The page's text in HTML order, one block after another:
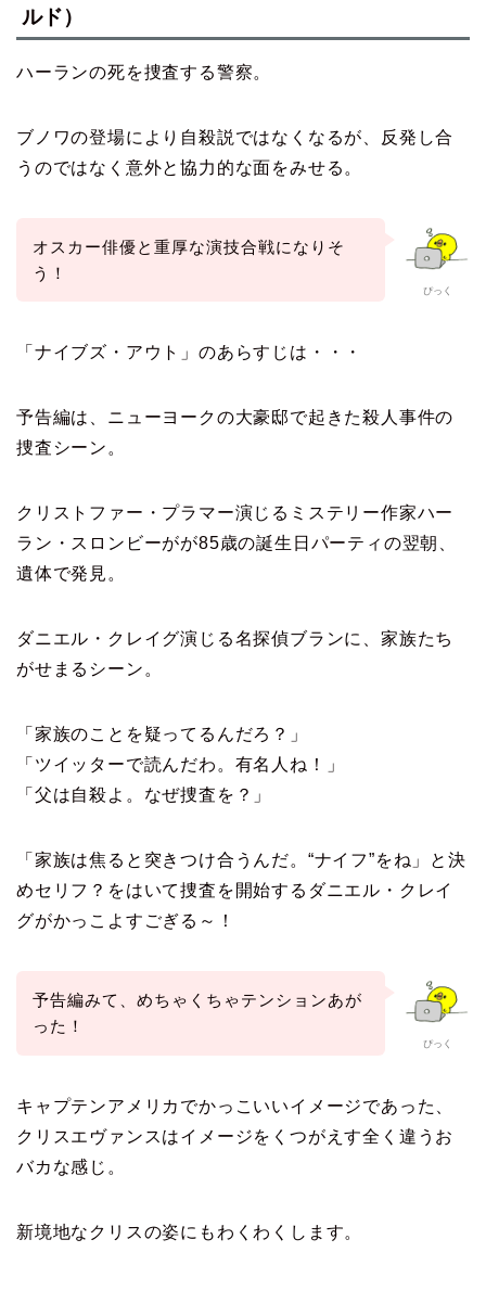
ルド）
ハーランの死を捜査する警察。
ブノワの登場により自殺説ではなくなるが、反発し合
うのではなく意外と協力的な面をみせる。
ぴっく
オスカー俳優と重厚な演技合戦になりそ
う！
「ナイブズ・アウト」のあらすじは・・・
予告編は、ニューヨークの大豪邸で起きた殺人事件の
捜査シーン。
クリストファー・プラマー演じるミステリー作家ハー
ラン・スロンビーがが85歳の誕生日パーティの翌朝、
遺体で発見。
ダニエル・クレイグ演じる名探偵ブランに、家族たち
がせまるシーン。
「家族のことを疑ってるんだろ？」
「ツイッターで読んだわ。有名人ね！」
「父は自殺よ。なぜ捜査を？」
「家族は焦ると突きつけ合うんだ。“ナイフ”をね」と決
めセリフ？をはいて捜査を開始するダニエル・クレイ
グがかっこよすごぎる～！
ぴっく
予告編みて、めちゃくちゃテンションあが
った！
キャプテンアメリカでかっこいいイメージであった、
クリスエヴァンスはイメージをくつがえす全く違うお
バカな感じ。
新境地なクリスの姿にもわくわくします。